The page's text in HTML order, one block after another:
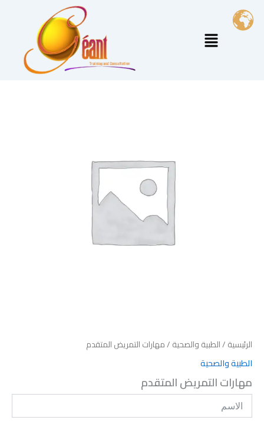
تخطي
المحتوى
القائمة
الرئيسية /الطبية والصحية / مهارات التمريض المتقدم
الطبية والصحية
مهارات التمريض المتقدم